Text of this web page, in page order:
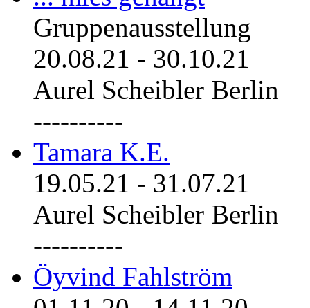
Gruppenausstellung
20.08.21 - 30.10.21
Aurel Scheibler Berlin
----------
Tamara K.E.
19.05.21 - 31.07.21
Aurel Scheibler Berlin
----------
Öyvind Fahlström